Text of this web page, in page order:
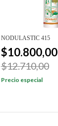
NODULASTIC 415
$10.800,00
$12.710,00
Precio especial